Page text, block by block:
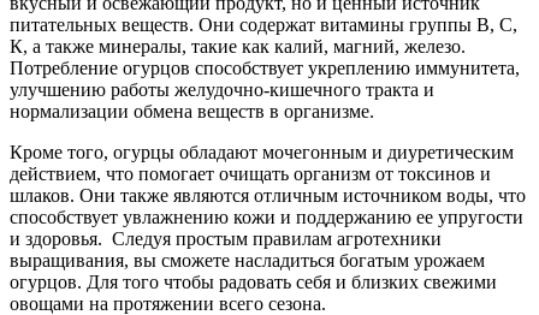
питательных веществ. Они содержат витамины группы В, С,
К, а также минералы, такие как калий, магний, железо.
Потребление огурцов способствует укреплению иммунитета,
улучшению работы желудочно-кишечного тракта и
нормализации обмена веществ в организме.
Кроме того, огурцы обладают мочегонным и диуретическим
действием, что помогает очищать организм от токсинов и
шлаков. Они также являются отличным источником воды, что
способствует увлажнению кожи и поддержанию ее упругости
и здоровья. Следуя простым правилам агротехники
выращивания, вы сможете насладиться богатым урожаем
огурцов. Для того чтобы радовать себя и близких свежими
овощами на протяжении всего сезона.